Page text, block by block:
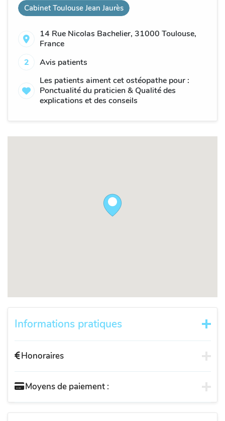
Cabinet Toulouse Jean Jaurès
14 Rue Nicolas Bachelier, 31000 Toulouse,
France
2
Avis patients
Les patients aiment cet ostéopathe pour :
Ponctualité du praticien & Qualité des
explications et des conseils
Informations pratiques
Honoraires
Moyens de paiement :